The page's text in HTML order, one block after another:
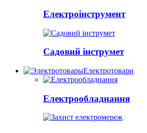
Електроінструмент
Садовий інструмет
Електротовари
Електрообладнання